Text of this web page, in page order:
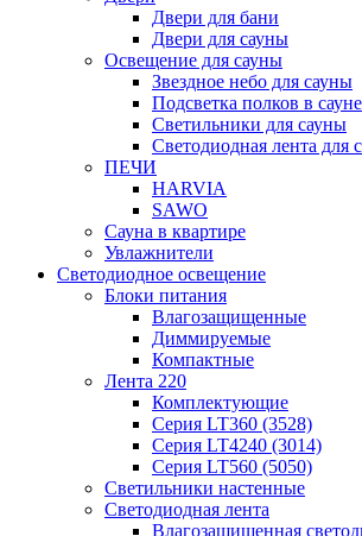
Двери для бани
Двери для сауны
Освещение для сауны
Звездное небо для сауны
Подсветка полков в сауне
Светильники для сауны
Светодиодная лента для
ПЕЧИ
HARVIA
SAWO
Сауна в квартире
Увлажнители
Светодиодное освещение
Блоки питания
Влагозащищенные
Диммируемые
Компактные
Лента 220
Комплектующие
Серия LT360 (3528)
Серия LT4240 (3014)
Серия LT560 (5050)
Светильники настенные
Светодиодная лента
Влагозащищенная